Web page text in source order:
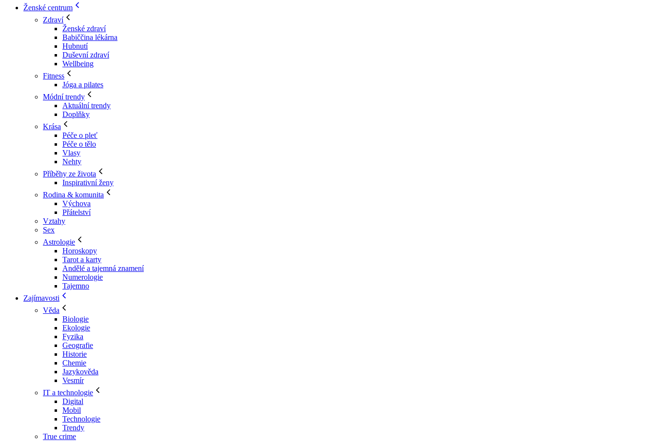
Ženské centrum
Zdraví
Ženské zdraví
Babiččina lékárna
Hubnutí
Duševní zdraví
Wellbeing
Fitness
Jóga a pilates
Módní trendy
Aktuální trendy
Doplňky
Krása
Péče o pleť
Péče o tělo
Vlasy
Nehty
Příběhy ze života
Inspirativní ženy
Rodina & komunita
Výchova
Přátelství
Vztahy
Sex
Astrologie
Horoskopy
Tarot a karty
Andělé a tajemná znamení
Numerologie
Tajemno
Zajímavosti
Věda
Biologie
Ekologie
Fyzika
Geografie
Historie
Chemie
Jazykověda
Vesmír
IT a technologie
Digital
Mobil
Technologie
Trendy
True crime